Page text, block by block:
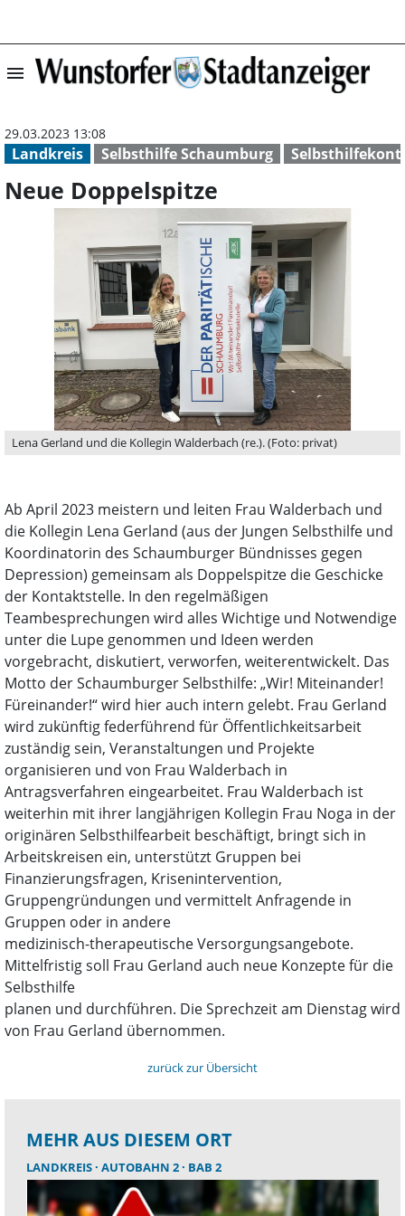
menu Neue
Landkreis Selbsthilfe Schaumburg
29.03.2023 13:08
Neue Doppelspitze
Lena Gerland und die Kollegin Walderbach (re.). (Foto: privat)
Ab April 2023 meistern und leiten Frau Walderbach und
die Kollegin Lena Gerland (aus der Jungen Selbsthilfe und
Koordinatorin des Schaumburger Bündnisses gegen
Depression) gemeinsam als Doppelspitze die Geschicke
der Kontaktstelle. In den regelmäßigen
Teambesprechungen wird alles Wichtige und Notwendige
unter die Lupe genommen und Ideen werden
vorgebracht, diskutiert, verworfen, weiterentwickelt. Das
Motto der Schaumburger Selbsthilfe: „Wir! Miteinander!
Füreinander!“ wird hier auch intern gelebt. Frau Gerland
wird zukünftig federführend für Öffentlichkeitsarbeit
zuständig sein, Veranstaltungen und Projekte
organisieren und von Frau Walderbach in
Antragsverfahren eingearbeitet. Frau Walderbach ist
weiterhin mit ihrer langjährigen Kollegin Frau Noga in der
originären Selbsthilfearbeit beschäftigt, bringt sich in
Arbeitskreisen ein, unterstützt Gruppen bei
Finanzierungsfragen, Krisenintervention,
Gruppengründungen und vermittelt Anfragende in
Gruppen oder in andere
medizinisch-therapeutische Versorgungsangebote.
Mittelfristig soll Frau Gerland auch neue Konzepte für die
Selbsthilfe
planen und durchführen. Die Sprechzeit am Dienstag wird
von Frau Gerland übernommen.
zurück zur Übersicht
MEHR AUS DIESEM ORT
LANDKREIS AUTOBAHN 2 BAB 2